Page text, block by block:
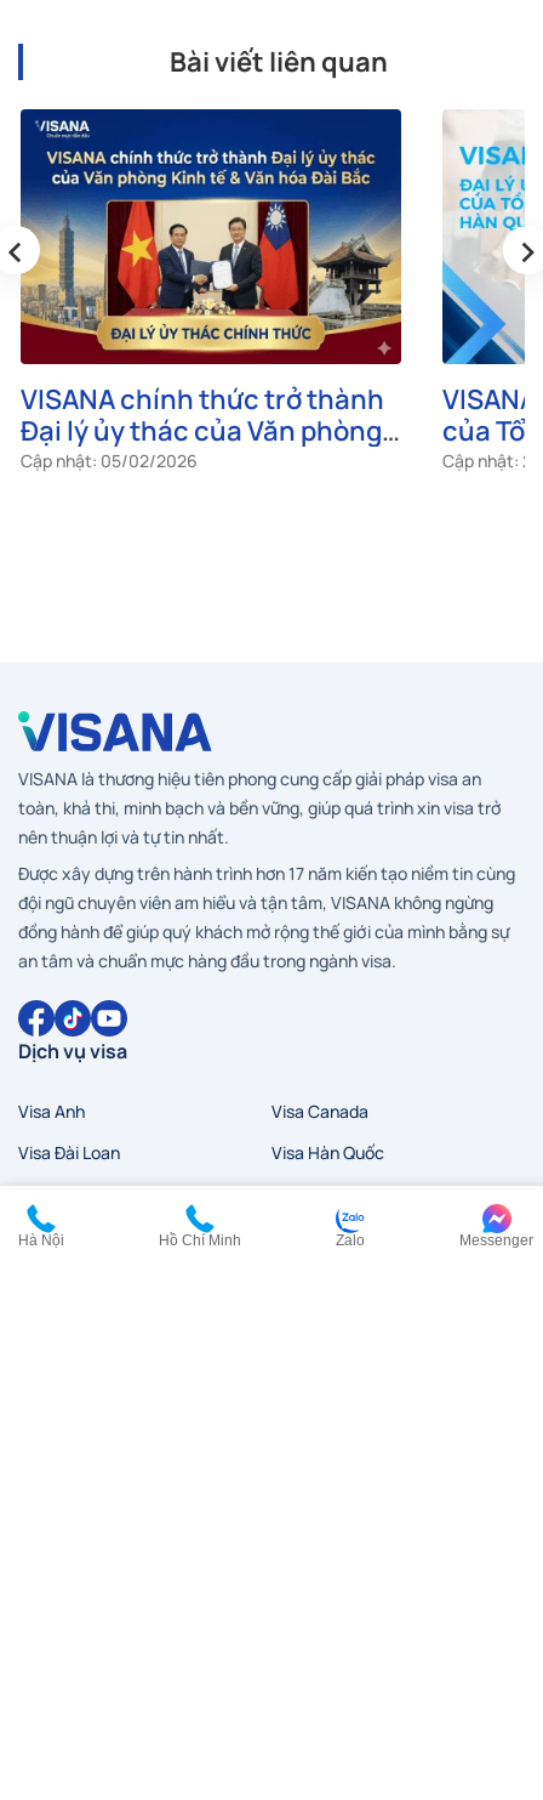
Bài viết liên quan
VISANA - Đại lý ủy thác uy tín
của Tổng Lãnh sự quán Hàn
Quốc tại Việt Nam
Cập nhật: 28/08/2025
Visa
Việt
công
Cập nhật:
‹ ›
VISANA là thương hiệu tiên phong cung cấp giải pháp visa an
toàn, khả thi, minh bạch và bền vững, giúp quá trình xin visa trở
nên thuận lợi và tự tin nhất.
Được xây dựng trên hành trình hơn 17 năm kiến tạo niềm tin cùng
đội ngũ chuyên viên am hiểu và tận tâm, VISANA không ngừng
đồng hành để giúp quý khách mở rộng thế giới của mình bằng sự
an tâm và chuẩn mực hàng đầu trong ngành visa.
Dịch vụ visa
Visa Anh
Visa Canada
Visa Đài Loan
Visa Hàn Quốc
Visa đi HongKong
Visa Mỹ
Visa New Zealand
Visa Nhật Bản
Hà Nội Hồ Chí Minh Zalo Messenger